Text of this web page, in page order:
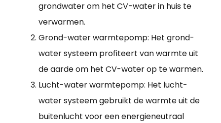
grondwater om het CV-water in huis te
verwarmen.
Grond-water warmtepomp: Het grond-
water systeem profiteert van warmte uit
de aarde om het CV-water op te warmen.
Lucht-water warmtepomp: Het lucht-
water systeem gebruikt de warmte uit de
buitenlucht voor een energieneutraal